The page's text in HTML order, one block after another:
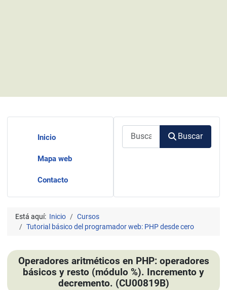
Inicio
Mapa web
Contacto
Buscar
Está aquí: Inicio
Cursos
Tutorial básico del programador web: PHP desde cero
Operadores aritméticos en PHP: operadores
básicos y resto (módulo %). Incremento y
decremento. (CU00819B)